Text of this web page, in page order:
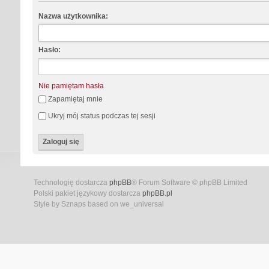
Nazwa użytkownika:
Hasło:
Nie pamiętam hasła
Zapamiętaj mnie
Ukryj mój status podczas tej sesji
Technologię dostarcza phpBB® Forum Software © phpBB Limited
Polski pakiet językowy dostarcza phpBB.pl
Style by Sznaps based on we_universal